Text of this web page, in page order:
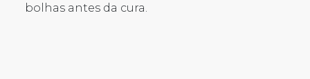
bolhas antes da cura.